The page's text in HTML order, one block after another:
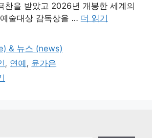
찬을 받았고 2026년 개봉한 세계의
술대상 감독상을 … 더 읽기
& 뉴스 (news)
, 연예 , 윤가은